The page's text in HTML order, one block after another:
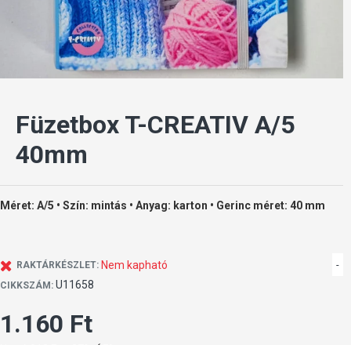
Füzetbox T-CREATIV A/5
40mm
Méret: A/5 • Szín: mintás • Anyag: karton • Gerinc méret: 40 mm
RAKTÁRKÉSZLET: Nem kapható
CIKKSZÁM: U11658
-
1.160 Ft